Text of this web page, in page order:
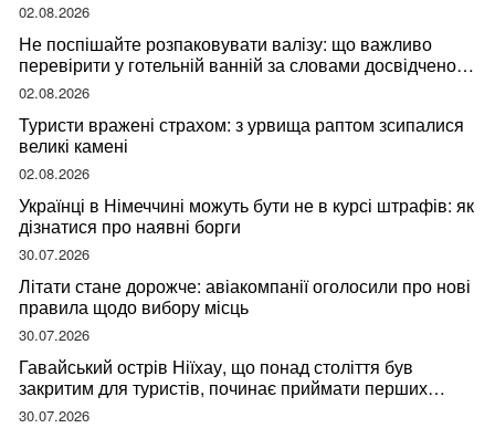
02.08.2026
Не поспішайте розпаковувати валізу: що важливо
перевірити у готельній ванній за словами досвідченої
мандрівниці
02.08.2026
Туристи вражені страхом: з урвища раптом зсипалися
великі камені
02.08.2026
Українці в Німеччині можуть бути не в курсі штрафів: як
дізнатися про наявні борги
30.07.2026
Літати стане дорожче: авіакомпанії оголосили про нові
правила щодо вибору місць
30.07.2026
Гавайський острів Ніїхау, що понад століття був
закритим для туристів, починає приймати перших
відвідувачів
30.07.2026